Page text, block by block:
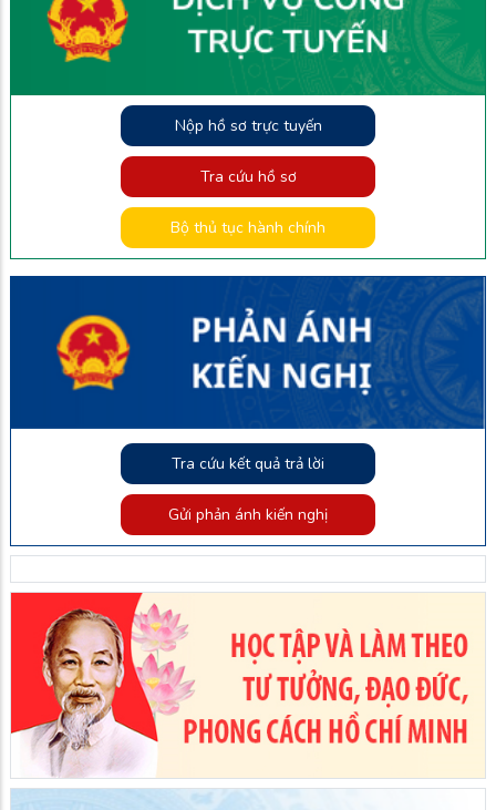
Nộp hồ sơ trực tuyến
Tra cứu hồ sơ
Bộ thủ tục hành chính
Tra cứu kết quả trả lời
Gửi phản ánh kiến nghị